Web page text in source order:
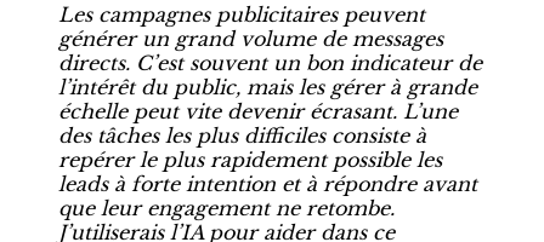
Les campagnes publicitaires peuvent
générer un grand volume de messages
directs. C’est souvent un bon indicateur de
l’intérêt du public, mais les gérer à grande
échelle peut vite devenir écrasant. L’une
des tâches les plus difficiles consiste à
repérer le plus rapidement possible les
leads à forte intention et à répondre avant
que leur engagement ne retombe.
J’utiliserais l’IA pour aider dans ce